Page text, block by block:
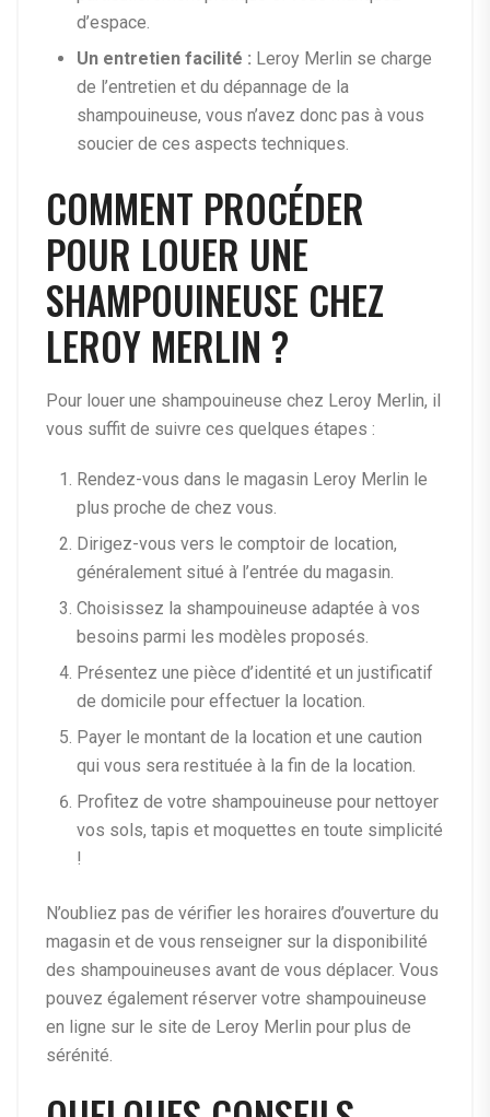
d’espace.
Un entretien facilité : Leroy Merlin se charge
de l’entretien et du dépannage de la
shampouineuse, vous n’avez donc pas à vous
soucier de ces aspects techniques.
COMMENT PROCÉDER
POUR LOUER UNE
SHAMPOUINEUSE CHEZ
LEROY MERLIN ?
Pour louer une shampouineuse chez Leroy Merlin, il
vous suffit de suivre ces quelques étapes :
Rendez-vous dans le magasin Leroy Merlin le
plus proche de chez vous.
Dirigez-vous vers le comptoir de location,
généralement situé à l’entrée du magasin.
Choisissez la shampouineuse adaptée à vos
besoins parmi les modèles proposés.
Présentez une pièce d’identité et un justificatif
de domicile pour effectuer la location.
Payer le montant de la location et une caution
qui vous sera restituée à la fin de la location.
Profitez de votre shampouineuse pour nettoyer
vos sols, tapis et moquettes en toute simplicité
!
N’oubliez pas de vérifier les horaires d’ouverture du
magasin et de vous renseigner sur la disponibilité
des shampouineuses avant de vous déplacer. Vous
pouvez également réserver votre shampouineuse
en ligne sur le site de Leroy Merlin pour plus de
sérénité.